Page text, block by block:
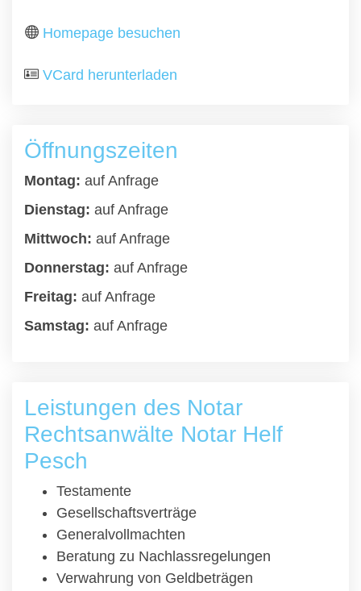
Homepage besuchen
VCard herunterladen
Öffnungszeiten
Montag: auf Anfrage
Dienstag: auf Anfrage
Mittwoch: auf Anfrage
Donnerstag: auf Anfrage
Freitag: auf Anfrage
Samstag: auf Anfrage
Leistungen des Notar
Rechtsanwälte Notar Helf
Pesch
Testamente
Gesellschaftsverträge
Generalvollmachten
Beratung zu Nachlassregelungen
Verwahrung von Geldbeträgen